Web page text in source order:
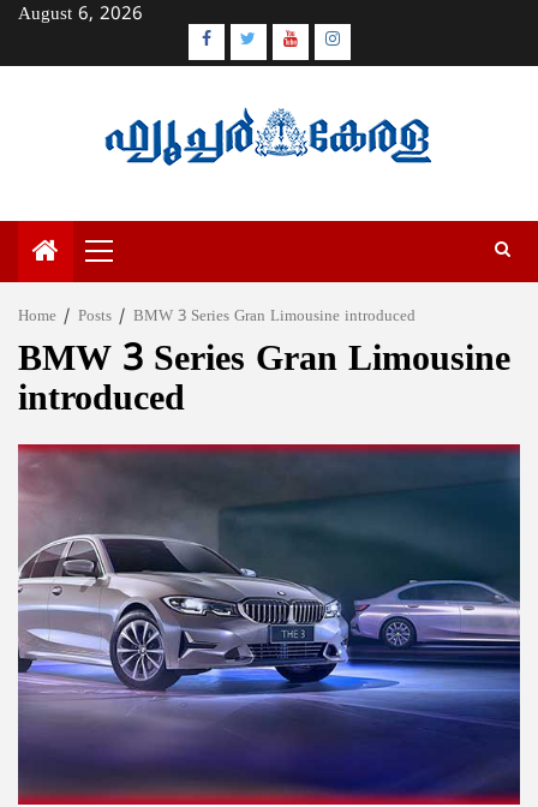
Skip
content
August 6, 2026
Facebook
TwitterYoutubeInstagram
Primary
Menu
Home Posts BMW 3 Series Gran Limousine introduced
BMW 3 Series Gran Limousine
introduced